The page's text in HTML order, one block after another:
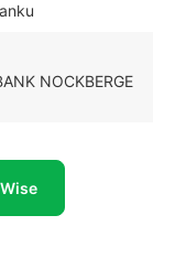
NOCKBERGE